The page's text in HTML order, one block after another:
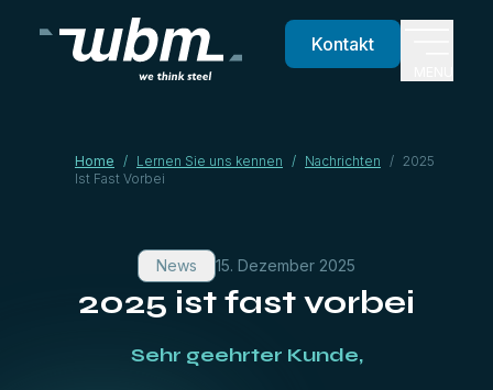
Kontakt
Home / Lernen Sie uns kennen / Nachrichten / 2025
Ist Fast Vorbei
News 15. Dezember 2025
2025 ist fast vorbei
Sehr geehrter Kunde,